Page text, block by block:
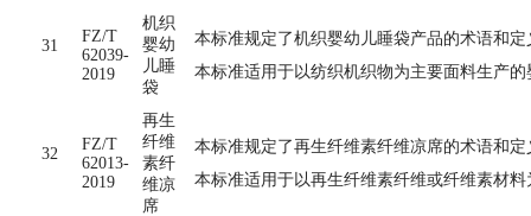
31
FZ/T
62039-
2019
机织
婴幼
儿睡
袋
本标准规定了机织婴幼儿睡袋产品的术语和
本标准适用于以纺织机织物为主要面料生产的
32
FZ/T
62013-
2019
再生
纤维
素纤
维凉
席
本标准规定了再生纤维素纤维凉席的术语和
本标准适用于以再生纤维素纤维或纤维素材